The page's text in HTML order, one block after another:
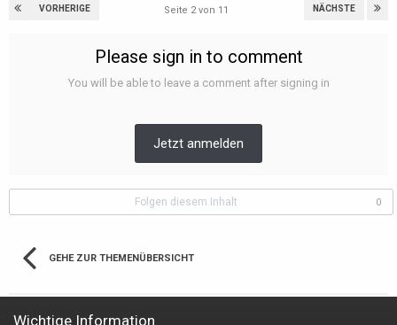
VORHERIGE NÄCHSTE
Seite 2 von 11
Please sign in to comment
You will be able to leave a comment after signing in
Jetzt anmelden
Folgen diesem Inhalt 0
GEHE ZUR THEMENÜBERSICHT
Wichtige Information